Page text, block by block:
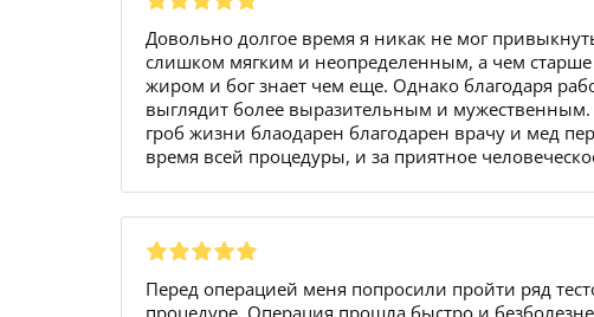
Довольно долгое время я никак не мог
слишком мягким и неопределенным, а чем
жиром и бог знает чем еще. Однако благодаря
выглядит более выразительным и
гроб жизни блаодарен благодарен врачу и мед
время всей процедуры, и за приятное
Перед операцией меня попросили пройти ряд
процедуре. Операция прошла быстро и